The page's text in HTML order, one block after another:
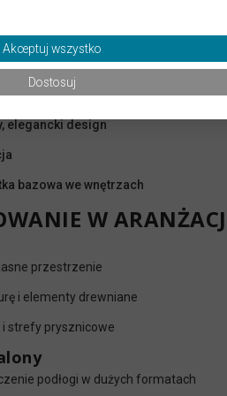
delikatnie strukturalna
i zabrudzenia
na ściany i podłogi
elegancki design
bazowa we wnętrzach
W
przestrzenie
i elementy drewniane
i strefy prysznicowe
podłogi w dużych formatach
Akceptuj wszystko
Dostosuj